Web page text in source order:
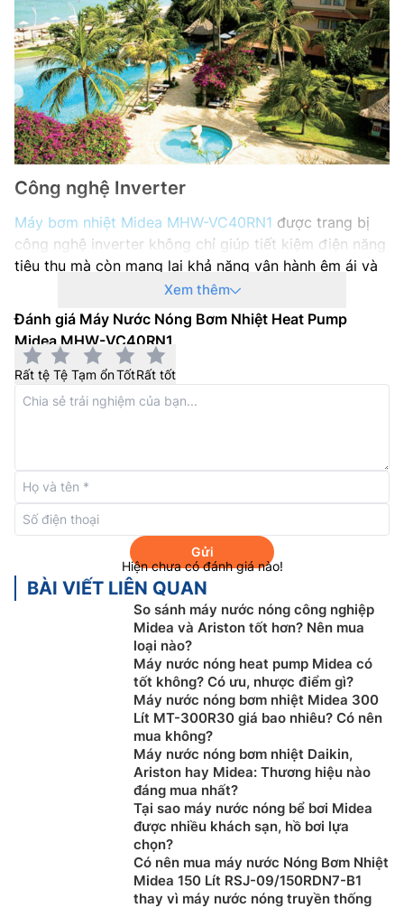
Phạm vi nhiệt độ nước ra: 20 đến 55 độ C
Nguồn điện: 3 pha, 380-415 V, 50 Hz
Dòng điện tối đa: 25 A
Công nghệ Inverter
Máy bơm nhiệt Midea MHW-VC40RN1 được trang bị
công nghệ inverter không chỉ giúp tiết kiệm điện năng
tiêu thụ mà còn mang lại khả năng vận hành êm ái và
gia tăng độ bền cho máy nén.
Máy nén hiệu suất cao
Với mục tiêu luôn theo đuổi việc đổi mới các công
nghệ hiệu quả và ổn định, máy nén quay thế hệ mới
máy nước nóngheatpump Midea MHW-VC40RN1
đã đạt được một bước tiến lớn. Thiết kế kết cấu nhỏ
gọn giúp thiết bị vận hành êm ái và ít thất thoát hơn.
Bên cạnh đó, việc kết hợp giữa động cơ tiên tiến chất
lượng cao (phần bên ngoài thiết bị), có thể điều khiển
chính xác môi chất lạnh và các thành phần cốt lõi
khác không chỉ đảm bảo chất lượng của hệ thống mà
còn giúp tiết kiệm năng lượng, mang đến sự thoải mái,
vận hành yên tĩnh và bền bỉ.
Xem thêm
Đánh giá Máy Nước Nóng Bơm Nhiệt Heat Pump
Midea MHW-VC40RN1
Rất tệ Tệ Tạm ổnTốtRất tốt
Gửi
Hiện chưa có đánh giá nào!
BÀI VIẾT LIÊN QUAN
So sánh máy nước nóng công nghiệp
Midea và Ariston tốt hơn? Nên mua
loại nào?
Máy nước nóng heat pump Midea có
tốt không? Có ưu, nhược điểm gì?
Máy nước nóng bơm nhiệt Midea 300
Lít MT-300R30 giá bao nhiêu? Có nên
mua không?
Máy nước nóng bơm nhiệt Daikin,
Ariston hay Midea: Thương hiệu nào
đáng mua nhất?
Tại sao máy nước nóng bể bơi Midea
được nhiều khách sạn, hồ bơi lựa
chọn?
Có nên mua máy nước Nóng Bơm Nhiệt
Midea 150 Lít RSJ-09/150RDN7-B1
thay vì máy nước nóng truyền thống